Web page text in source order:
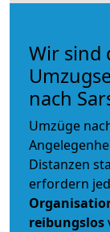
Wir sind
nach
Umzüge
Distanzen
erfordern
reibungslos